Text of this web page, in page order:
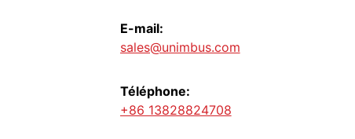
E-mail:
sales@unimbus.com
Téléphone:
+86 13828824708